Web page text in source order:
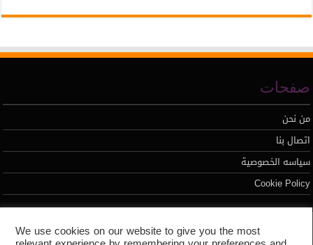
صفحات
من نحن
اتصال بنا
سياسه الخصوصية
Cookie Policy
تطوير محمد السيد
We use cookies on our website to give you the most